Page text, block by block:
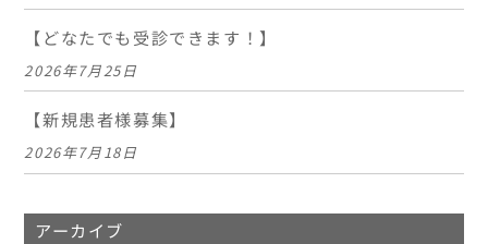
【どなたでも受診できます！】
2026年7月25日
【新規患者様募集】
2026年7月18日
アーカイブ